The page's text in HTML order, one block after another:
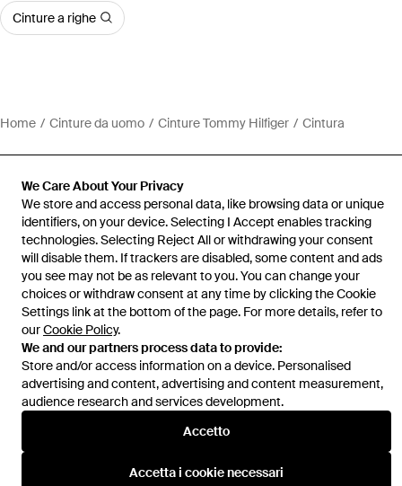
We Care About Your Privacy
We store and access personal data, like browsing data or unique
identifiers, on your device. Selecting I Accept enables tracking
technologies. Selecting Reject All or withdrawing your consent
will disable them. If trackers are disabled, some content and ads
you see may not be as relevant to you. You can change your
choices or withdraw consent at any time by clicking the Cookie
Settings link at the bottom of the page. For more details, refer to
ourCookie Policy.
We and our partners process data to provide:
Store and/or access information on a device. Personalised
advertising and content, advertising and content measurement,
audience research and services development.
Accetto
Accetta i cookie necessari
Cinture a righe
Home Cinture da uomo Cinture Tommy Hilfiger Cintura
Assistenza e info